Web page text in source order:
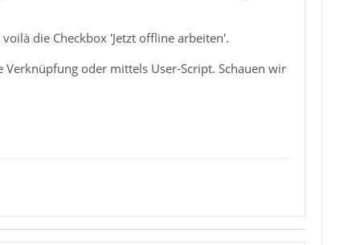
voilà die Checkbox 'Jetzt offline arbeiten'.
oder mittels User-Script. Schauen wir